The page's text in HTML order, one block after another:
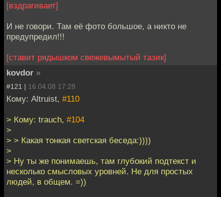
[вздрагивает]
И не говори. Там её фото большое, а никто не
предупредил!!!
[ставит рядышком свежевымытый тазик]
kovdor »
#121 | 16.04.08 17:28
Кому: Altruist, #110
> Кому: trauch, #104
>
> > Какая тонкая светская беседа:))))
>
> Ну ты же понимаешь, там глубокий подтекст и
несколько смысловых уровней. Не для простых
людей, в общем. =))